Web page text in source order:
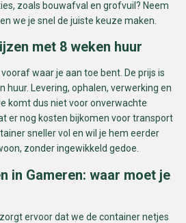
zoals bouwafval en grofvuil? Neem
we je snel de juiste keuze maken.
met 8 weken huur
waar je aan toe bent. De prijs is
huur. Levering, ophalen, verwerking en
komt dus niet voor onverwachte
er nog kosten bijkomen voor transport
sneller vol en wil je hem eerder
zonder ingewikkeld gedoe.
in Gameren: waar moet je
ervoor dat we de container netjes